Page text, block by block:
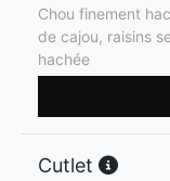
Chou finement
de cajou, raisins
hachée
Cutlet